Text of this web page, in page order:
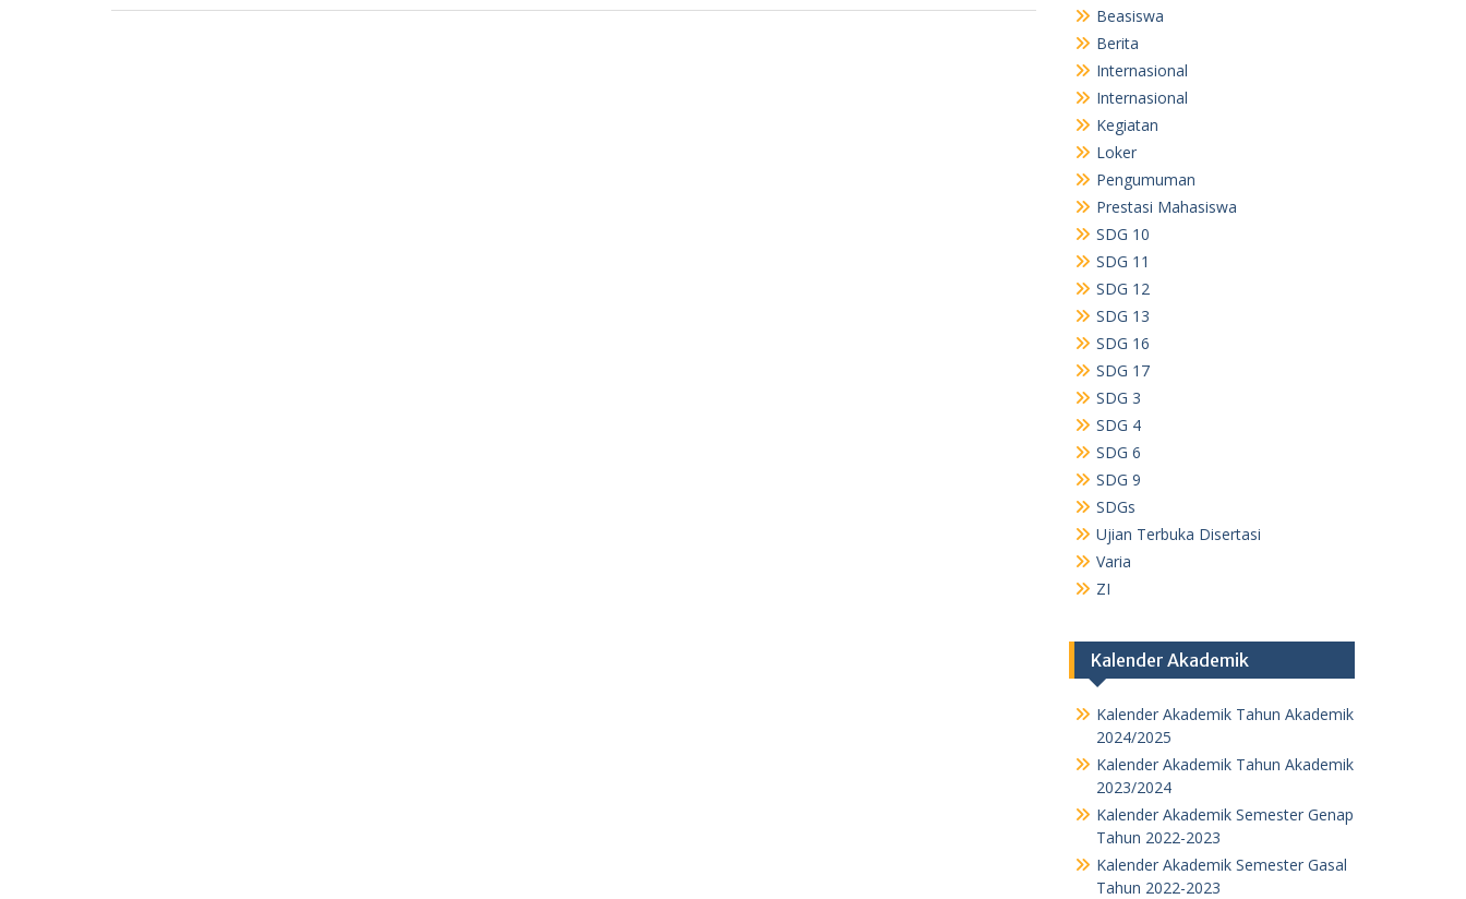
Beasiswa
Berita
Internasional
Internasional
Kegiatan
Loker
Pengumuman
Prestasi Mahasiswa
SDG 10
SDG 11
SDG 12
SDG 13
SDG 16
SDG 17
SDG 3
SDG 4
SDG 6
SDG 9
SDGs
Ujian Terbuka Disertasi
Varia
ZI
Kalender Akademik
Kalender Akademik Tahun Akademik
2024/2025
Kalender Akademik Tahun Akademik
2023/2024
Kalender Akademik Semester Genap
Tahun 2022-2023
Kalender Akademik Semester Gasal
Tahun 2022-2023